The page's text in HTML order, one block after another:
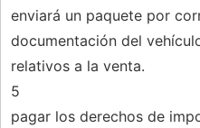
enviará un paquete por
documentación del
relativos a la venta.
5
pagar los derechos de